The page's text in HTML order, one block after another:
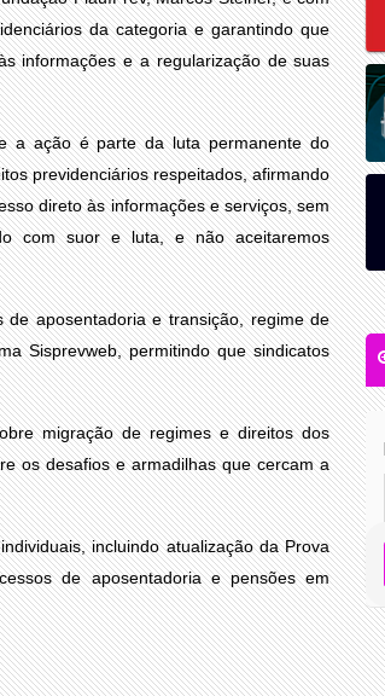
da categoria e garantindo que
informações e a regularização de suas
a ação é parte da luta permanente do
previdenciários respeitados, afirmando
direto às informações e serviços, sem
com suor e luta, e não aceitaremos
aposentadoria e transição, regime de
Sisprevweb, permitindo que sindicatos
migração de regimes e direitos dos
os desafios e armadilhas que cercam a
incluindo atualização da Prova
de aposentadoria e pensões em